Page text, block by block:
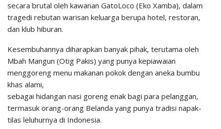
secara brutal oleh kawanan GatoLoco (Eko Xamba), dalam
tragedi rebutan warisan keluarga berupa hotel, restoran,
dan klub hiburan.
Kesembuhannya diharapkan banyak pihak, terutama oleh
Mbah Mangun (Otig Pakis) yang punya kepiawaian
menggoreng menu makanan pokok dengan aneka bumbu
khas alami,
sebagai hidangan nasi goreng enak bagi para pelanggan,
termasuk orang-orang Belanda yang punya tradisi napak-
tilas leluhurnya di Indonesia.